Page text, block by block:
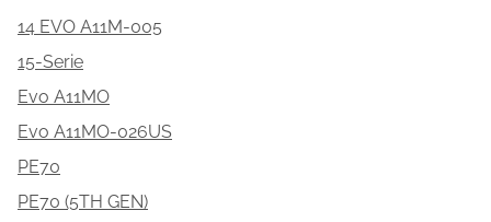
14 EVO A11M-005
15-Serie
Evo A11MO
Evo A11MO-026US
PE70
PE70 (5TH GEN)